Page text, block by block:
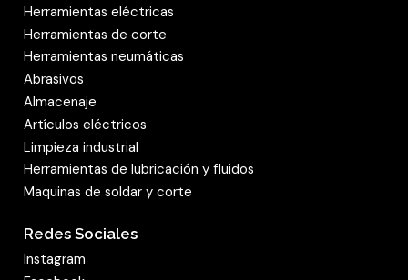
Herramientas eléctricas
Herramientas de corte
Herramientas neumáticas
Abrasivos
Almacenaje
Artículos eléctricos
Limpieza industrial
Herramientas de lubricación y fluidos
Maquinas de soldar y corte
Redes Sociales
Instagram